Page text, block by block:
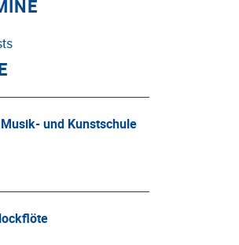
und Kunstschule